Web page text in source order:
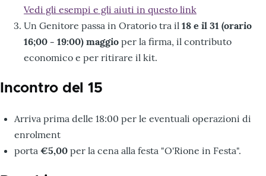
Vedi gli esempi e gli aiuti in questo link
Un Genitore passa in Oratorio tra il 18 e il 31 (orario
16;00 - 19:00) maggio per la firma, il contributo
economico e per ritirare il kit.
Incontro del 15
Arriva prima delle 18:00 per le eventuali operazioni di
enrolment
porta €5,00 per la cena alla festa "O'Rione in Festa".